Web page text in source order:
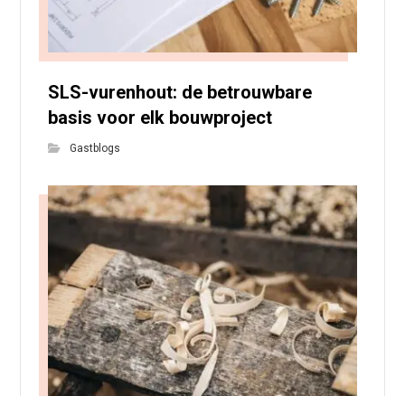
SLS-vurenhout: de betrouwbare
basis voor elk bouwproject
Gastblogs